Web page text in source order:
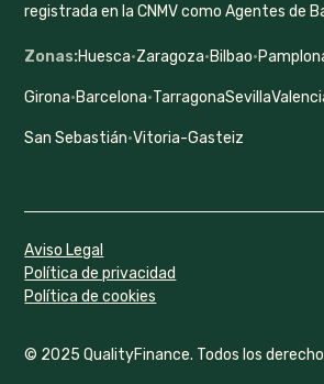
registrada en la CNMV como Agentes de
Zonas:Huesca·Zaragoza·Bilbao·
Girona·Barcelona·TarragonaSevilla
San Sebastián·Vitoria-Gasteiz
© 2025 QualityFinance. Todos los
Aviso Legal
Política de privacidad
Política de cookies